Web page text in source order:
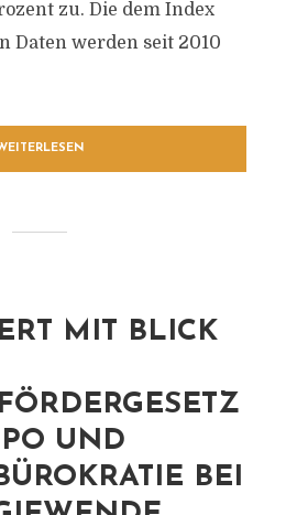
zu. Die dem Index
Daten werden seit 2010
MIT BLICK
UND
BEI